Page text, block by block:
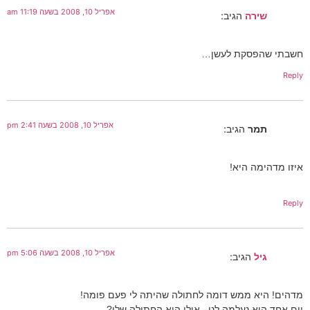
שירה הגיב: אפריל 10, 2008 בשעה 11:19 am
חשבתי שהפסקת לעשן…
Reply
תמר הגיב: אפריל 10, 2008 בשעה 2:41 pm
איזו מדהימה היא!
Reply
גיל הגיב: אפריל 10, 2008 בשעה 5:06 pm
מדהים! היא ממש דומה לחתולה שהיתה לי פעם פומה!